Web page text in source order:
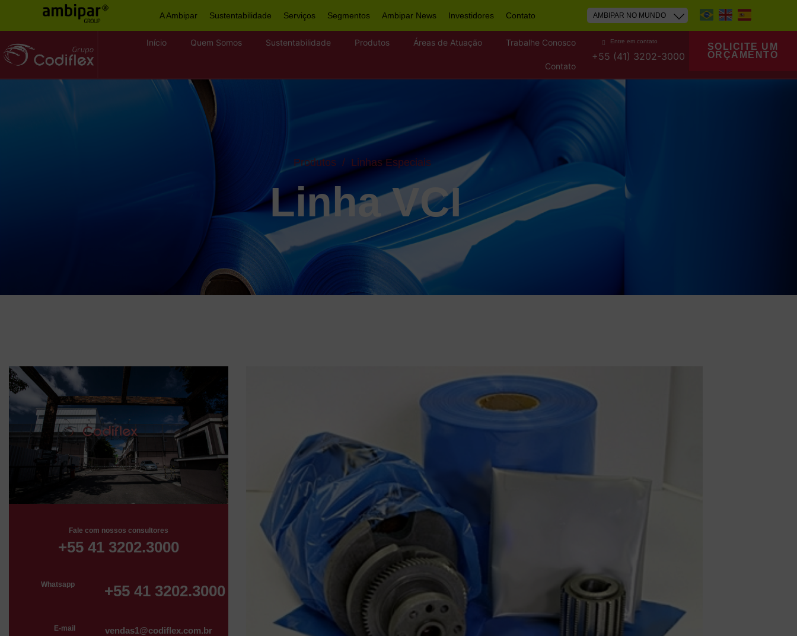
A Ambipar Sustentabilidade Serviços Segmentos Ambipar News Investidores Contato PT EN ES
Início Quem Somos Sustentabilidade Produtos Áreas de Atuação Trabalhe Conosco
Contato
Entre em contato
+55 (41) 3202-3000
SOLICITE UM
ORÇAMENTO
Produtos / Linhas Especiais
Linha VCI
Fale com nossos consultores
+55 41 3202.3000
Whatsapp +55 41 3202.3000
E-mail vendas1@codiflex.com.br